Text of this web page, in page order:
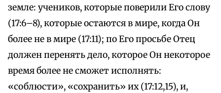
земле: учеников, которые поверили Его слову
(17:6–8), которые остаются в мире, когда Он
более не в мире (17:11); по Его просьбе Отец
должен перенять дело, которое Он некоторое
время более не сможет исполнять:
«соблюсти», «сохранить» их (17:12,15), и,